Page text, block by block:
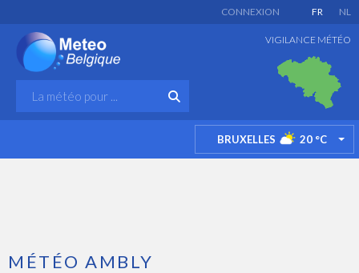
FR NL
CONNEXION
VIGILANCE MÉTÉO
BRUXELLES 20 °C
MÉTÉO AMBLY